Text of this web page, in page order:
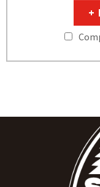
+